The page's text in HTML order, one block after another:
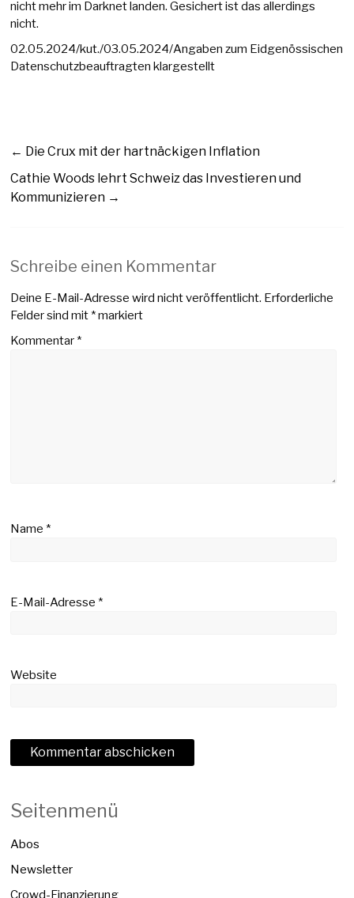
nicht mehr im Darknet landen. Gesichert ist das allerdings
nicht.
02.05.2024/kut./03.05.2024/Angaben zum Eidgenössischen
Datenschutzbeauftragten klargestellt
← Die Crux mit der hartnäckigen Inflation
Cathie Woods lehrt Schweiz das Investieren und
Kommunizieren →
Schreibe einen Kommentar
Deine E-Mail-Adresse wird nicht veröffentlicht. Erforderliche
Felder sind mit*markiert
Kommentar*
Name*
E-Mail-Adresse*
Website
Seitenmenü
Abos
Newsletter